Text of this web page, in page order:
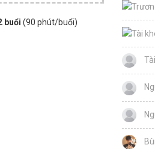
buổi (90 phút/buổi)